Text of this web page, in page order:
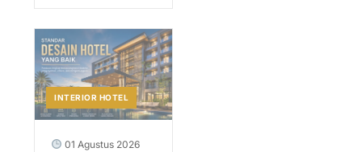
INTERIOR HOTEL
01 Agustus 2026